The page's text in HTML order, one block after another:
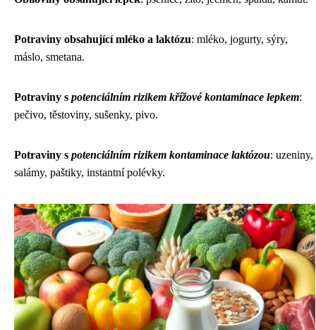
Potraviny obsahující mléko a laktózu: mléko, jogurty, sýry,
máslo, smetana.
Potraviny s potenciálním rizikem křížové kontaminace lepkem:
pečivo, těstoviny, sušenky, pivo.
Potraviny s potenciálním rizikem kontaminace laktózou: uzeniny,
salámy, paštiky, instantní polévky.